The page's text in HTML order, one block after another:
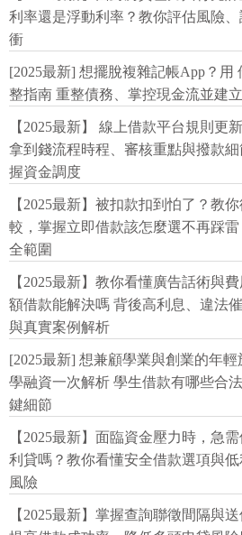
利率還是浮動利率？教你評估風險
衝
[2025最新] 想擺脫複雜記帳App？用
整指南 重整債務、掌控現金流並建
【2025最新】 線上借款平台規則更
拿到錢流程時程、審核重點與撥款
握資金調度
【2025最新】被扣款扣到怕了？教
較，掌握立即借款該怎麼選不再踩
全範圍
【2025最新】教你看懂廣告話術與
額借款能解決嗎 背後高利息、違法
與真實案例解析
[2025最新] 想兼顧學業與創業的年
學融資一次解析 學生借款有哪些合
鍵細節
【2025最新】面臨資金壓力時，急
利貸嗎？教你看懂安全借款選項與
風險
【2025最新】掌握查詢聯徵間隔與